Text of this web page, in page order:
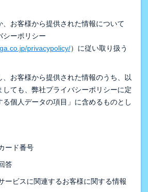
、お客様から提供された情報について
シーポリシー
privacypolicy/）に従い取り扱う
、お客様から提供された情報のうち、以
しても、弊社プライバシーポリシーに定
る個人データの項目」に含めるものとし
ード番号
答
ービスに関連するお客様に関する情報